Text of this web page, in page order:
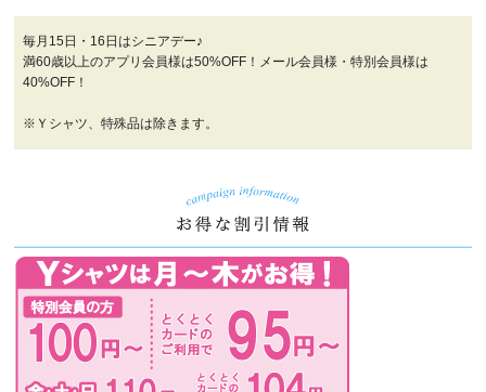
毎月15日・16日はシニアデー♪
満60歳以上のアプリ会員様は50%OFF！メール会員様・特別会員様は
40%OFF！
※Ｙシャツ、特殊品は除きます。